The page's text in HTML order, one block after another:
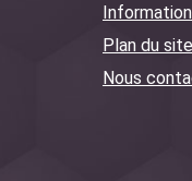
Plan du site
Nous